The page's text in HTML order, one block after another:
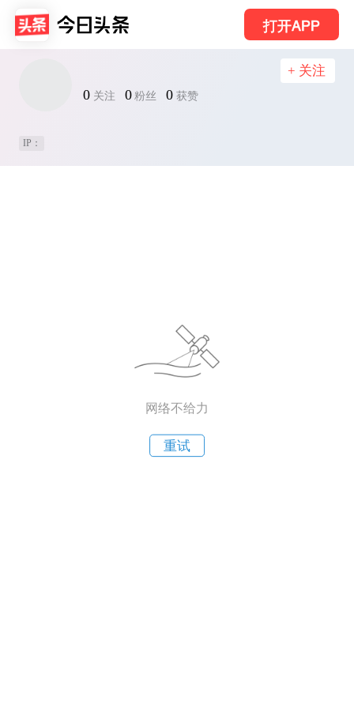
打开APP
0 关注 0 粉丝 0 获赞
+ 关注
IP：
网络不给力
重试